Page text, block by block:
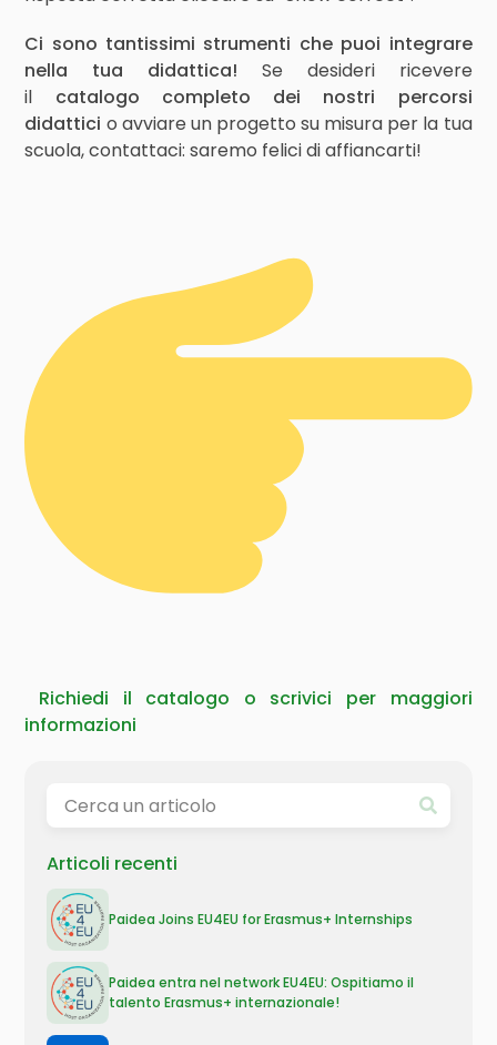
Ci sono tantissimi strumenti che puoi integrare
nella tua didattica! Se desideri ricevere
il catalogo completo dei nostri percorsi
didattici o avviare un progetto su misura per la tua
scuola, contattaci: saremo felici di affiancarti!
Richiedi il catalogo o scrivici per maggiori
informazioni
Articoli recenti
Paidea Joins EU4EU for Erasmus+ Internships
Paidea entra nel network EU4EU: Ospitiamo il
talento Erasmus+ internazionale!